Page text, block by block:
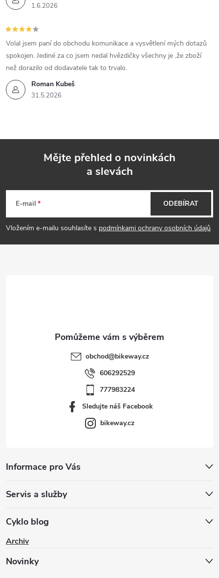
1.6.2026
Roman Kubeš
31.5.2026
Volal jsem paní do obchodu komunikace a vysvětlení mých dotazů
spokojen. Jediné za co jsem nedal hvězdičky všechny je ,že zboží
než dorazilo od dodavatele tak to trvalo.
p
Mějte přehled o novinkách
a slevách
E-mail
Vložením e-mailu souhlasíte s podmínkami ochrany osobních údajů
ODEBÍRAT
obchod@bikeway.cz
606292529
777983224
Sledujte náš Facebook
bikeway.cz
Informace pro Vás
Servis a služby
Cyklo blog
Archiv
Novinky